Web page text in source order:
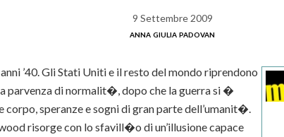
9 Settembre 2009
anna giulia padovan
’40. Gli Stati Uniti e il resto del mondo riprendono
parvenza di normalit�, dopo che la guerra si �
corpo, speranze e sogni di gran parte dell’umanit�.
risorge con lo sfavill�o di un’illusione capace